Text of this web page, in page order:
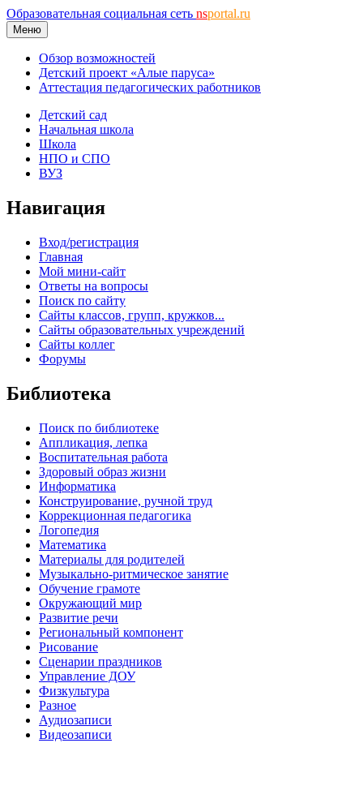
Образовательная социальная сеть nsportal.ru
Меню
Обзор возможностей
Детский проект «Алые паруса»
Аттестация педагогических работников
Детский сад
Начальная школа
Школа
НПО и СПО
ВУЗ
Навигация
Вход/регистрация
Главная
Мой мини-сайт
Ответы на вопросы
Поиск по сайту
Сайты классов, групп, кружков...
Сайты образовательных учреждений
Сайты коллег
Форумы
Библиотека
Поиск по библиотеке
Аппликация, лепка
Воспитательная работа
Здоровый образ жизни
Информатика
Конструирование, ручной труд
Коррекционная педагогика
Логопедия
Математика
Материалы для родителей
Музыкально-ритмическое занятие
Обучение грамоте
Окружающий мир
Развитие речи
Региональный компонент
Рисование
Сценарии праздников
Управление ДОУ
Физкультура
Разное
Аудиозаписи
Видеозаписи